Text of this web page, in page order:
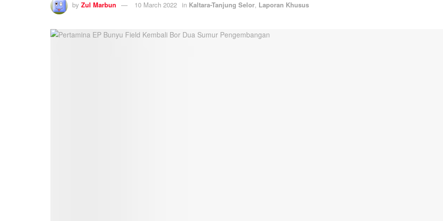
by Zul Marbun 10 March 2022 in Kaltara-Tanjung Selor, Laporan Khusus